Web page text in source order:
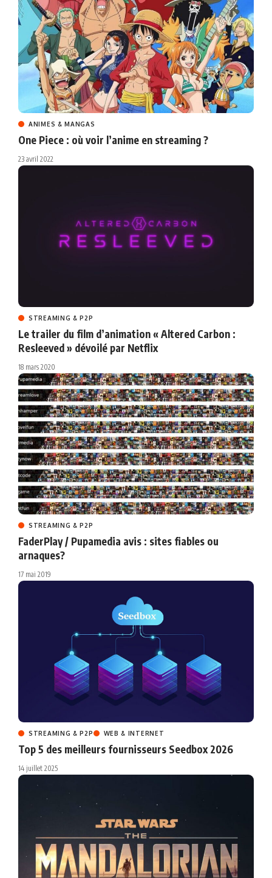
ANIMES & MANGAS
One Piece : où voir l’anime en streaming ?
23 avril 2022
STREAMING & P2P
Le trailer du film d’animation « Altered Carbon :
Resleeved » dévoilé par Netflix
18 mars 2020
STREAMING & P2P
FaderPlay / Pupamedia avis : sites fiables ou
arnaques?
17 mai 2019
STREAMING & P2P WEB & INTERNET
Top 5 des meilleurs fournisseurs Seedbox 2026
14 juillet 2025